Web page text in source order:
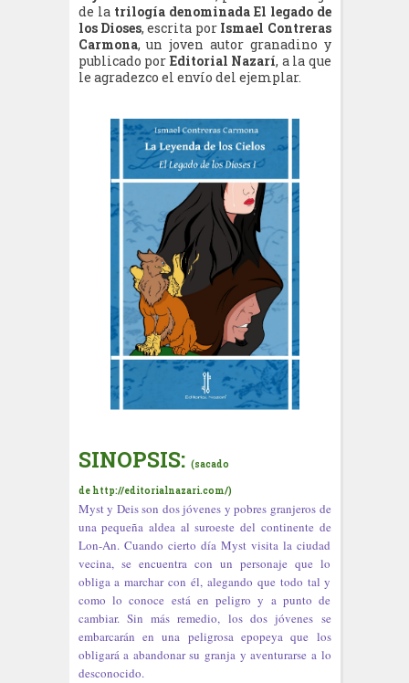
de la trilogía denominada El legado de
los Dioses, escrita por Ismael Contreras
Carmona, un joven autor granadino y
publicado por Editorial Nazarí, a la que
le agradezco el envío del ejemplar.
SINOPSIS: (sacado
de http://editorialnazari.com/)
Myst y Deis son dos jóvenes y pobres granjeros de
una pequeña aldea al suroeste del continente de
Lon-An. Cuando cierto día Myst visita la ciudad
vecina, se encuentra con un personaje que lo
obliga a marchar con él, alegando que todo tal y
como lo conoce está en peligro y a punto de
cambiar. Sin más remedio, los dos jóvenes se
embarcarán en una peligrosa epopeya que los
obligará a abandonar su granja y aventurarse a lo
desconocido.